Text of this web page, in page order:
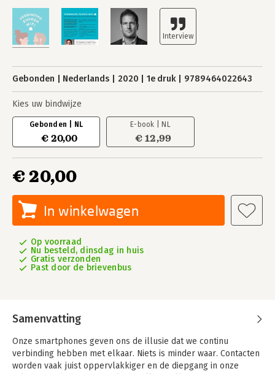
Gebonden Nederlands 2020 1e druk 9789464022643
Kies uw bindwijze
Gebonden | NL
€ 20,00
E-book | NL
€ 12,99
€ 20,00
In winkelwagen
Op voorraad
Nu besteld, dinsdag in huis
Gratis verzonden
Past door de brievenbus
Samenvatting
Onze smartphones geven ons de illusie dat we continu
verbinding hebben met elkaar. Niets is minder waar. Contacten
worden vaak juist oppervlakkiger en de diepgang in onze